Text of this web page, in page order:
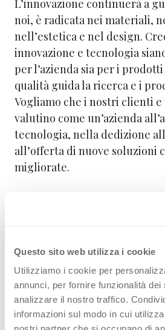
Questo sito web utilizza i cookie
Utilizziamo i cookie per
annunci, per fornire funzionalità dei
analizzare il nostro traffico.
informazioni sul modo in cui
L’innovazione continuerà a
noi, è radicata nei materiali,
nell’estetica e nel design.
innovazione e tecnologia
per l’azienda sia per i
qualità guida la ricerca e i
Vogliamo che i nostri clienti
valutino come un’azienda
tecnologia, nella dedizione
all’offerta di nuove soluzioni
migliorate.
2/5